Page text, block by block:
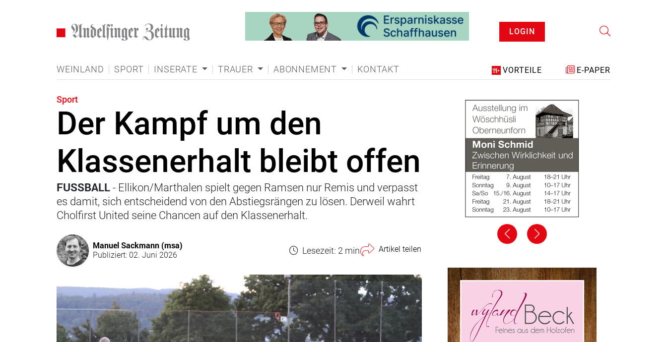
LOGIN
WEINLAND SPORT INSERATE TRAUER ABONNEMENT KONTAKT VORTEILE E-PAPER
Sport
Der Kampf um den
Klassenerhalt bleibt offen
FUSSBALL - Ellikon/Marthalen spielt gegen Ramsen nur Remis und verpasst
es damit, sich entscheidend von den Abstiegsrängen zu lösen. Derweil wahrt
Cholfirst United seine Chancen auf den Klassenerhalt.
Manuel Sackmann (msa)
Publiziert: 02. Juni 2026 Lesezeit: 2 min Artikel teilen